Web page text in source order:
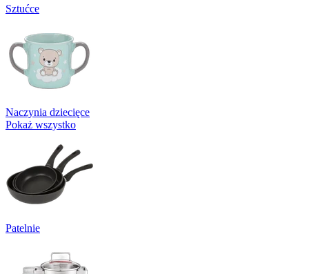
Sztućce
Naczynia dziecięce
Pokaż wszystko
Patelnie